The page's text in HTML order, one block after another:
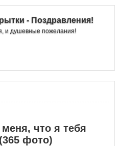
- Поздравления!
и душевные пожелания!
чтo я тeбя
фото)